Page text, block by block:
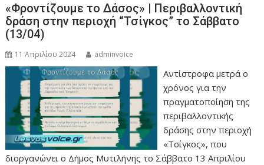
«Φροντίζουμε το Δάσος» | Περιβαλλοντική
δράση στην περιοχή “Τσίγκος” το Σάββατο
(13/04)
11 Απριλίου 2024 adminvoice
Αντίστροφα μετρά ο
χρόνος για την
πραγματοποίηση της
περιβαλλοντικής
δράσης στην περιοχή
«Τσίγκος», που
διοργανώνει ο Δήμος Μυτιλήνης το Σάββατο 13 Απριλίου